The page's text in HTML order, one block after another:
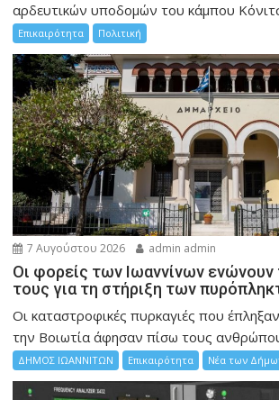
αρδευτικών υποδομών του κάμπου
Επικαιρότητα Πολιτική
7 Αυγούστου 2026 admin admin
Οι φορείς των Ιωαννίνων ενώνουν
τους για τη στήριξη των
Οι καταστροφικές πυρκαγιές που
την Bοιωτία άφησαν πίσω τους
ΔΗΜΟΣ ΙΩΑΝΝΙΤΩΝ Επικαιρότητα Νέα των